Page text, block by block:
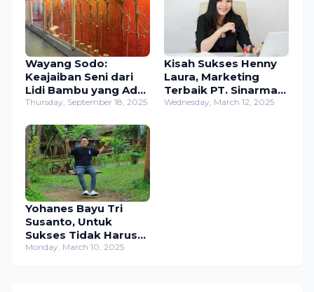
Wayang Sodo:
Keajaiban Seni dari
Lidi Bambu yang Ada
di Mojokerto
Thursday, September 18, 2025
Kisah Sukses Henny
Laura, Marketing
Terbaik PT. Sinarmas
Investama Abadi
Wednesday, March 12, 2025
Yohanes Bayu Tri
Susanto, Untuk
Sukses Tidak Harus
Kuliah
Monday, March 10, 2025